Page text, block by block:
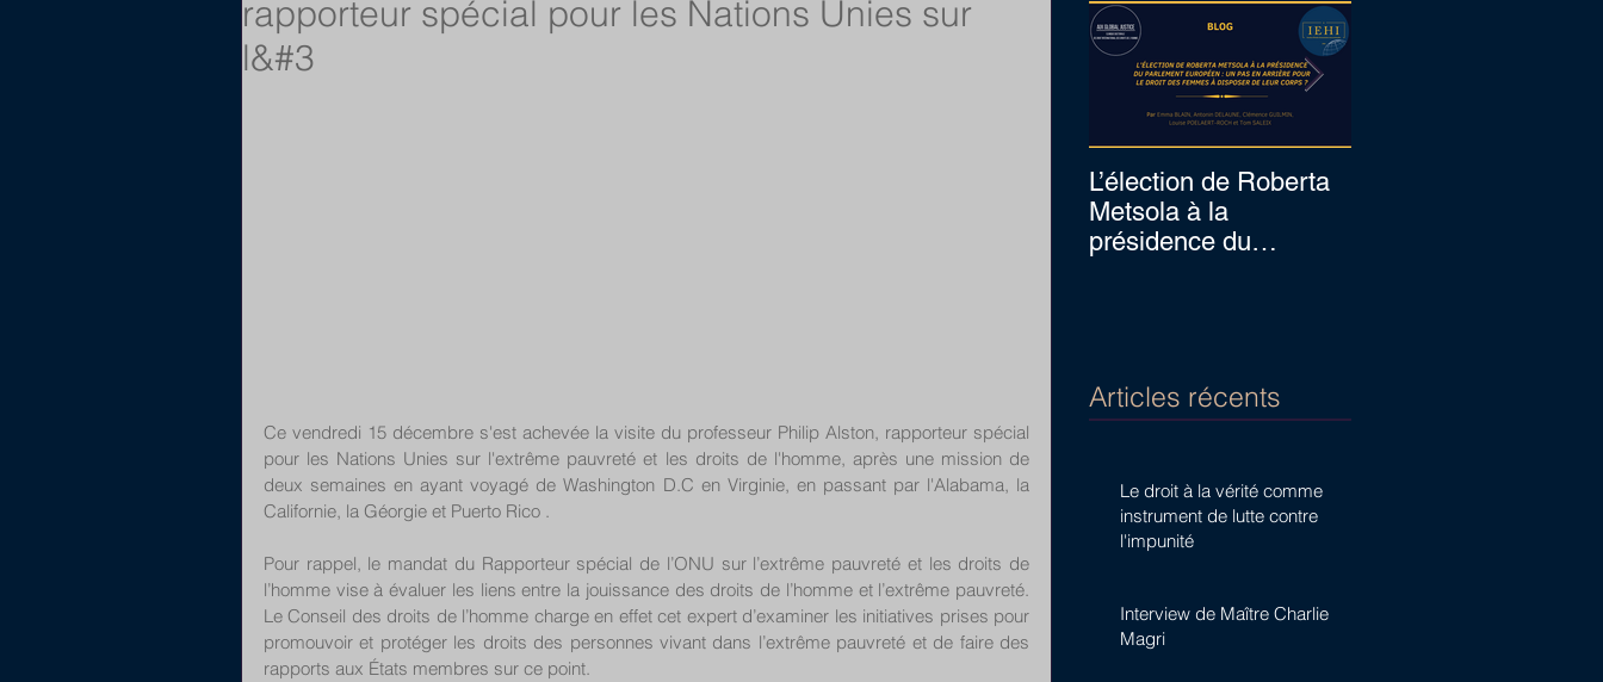
rapporteur spécial pour les Nations Unies sur
l&#3
Ce vendredi 15 décembre s'est achevée la visite du professeur Philip Alston, rapporteur spécial
pour les Nations Unies sur l'extrême pauvreté et les droits de l'homme, après une mission de
deux semaines en ayant voyagé de Washington D.C en Virginie, en passant par l'Alabama, la
Californie, la Géorgie et Puerto Rico .
Pour rappel, le mandat du Rapporteur spécial de l’ONU sur l’extrême pauvreté et les droits de
l’homme vise à évaluer les liens entre la jouissance des droits de l’homme et l’extrême pauvreté.
Le Conseil des droits de l’homme charge en effet cet expert d’examiner les initiatives prises pour
promouvoir et protéger les droits des personnes vivant dans l’extrême pauvreté et de faire des
rapports aux États membres sur ce point.
L’élection de Roberta
Metsola à la
présidence du
Articles récents
Le droit à la vérité comme
instrument de lutte contre
l'impunité
Interview de Maître Charlie
Magri